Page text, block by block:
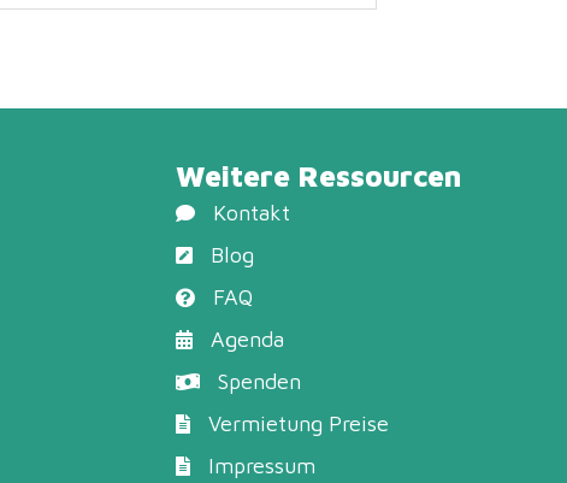
Weitere Ressourcen
Kontakt
Blog
FAQ
Agenda
Spenden
Vermietung Preise
Impressum